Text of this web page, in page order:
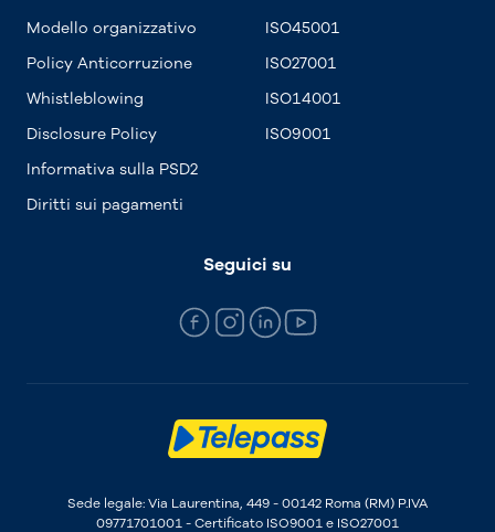
Modello organizzativo
Policy Anticorruzione
Whistleblowing
Disclosure Policy
Informativa sulla PSD2
Diritti sui pagamenti
ISO45001
ISO27001
ISO14001
ISO9001
Seguici su
Sede legale: Via Laurentina, 449 - 00142 Roma (RM) P.IVA
09771701001 - Certificato ISO9001 e ISO27001